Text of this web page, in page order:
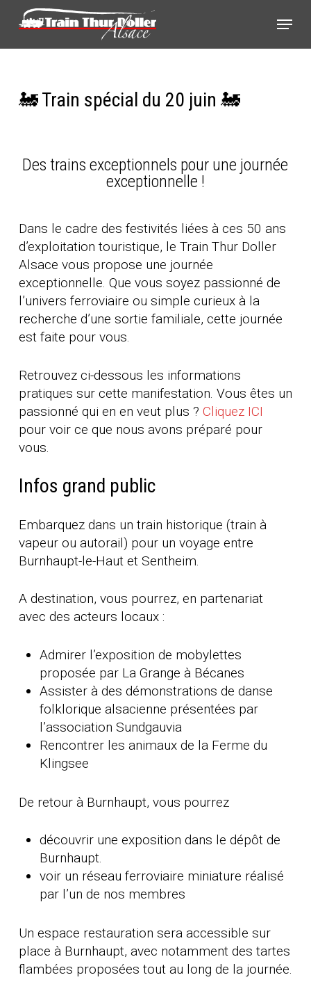
Menu
🚂 Train spécial du 20 juin 🚂
Des trains exceptionnels pour une journée
exceptionnelle !
Dans le cadre des festivités liées à ces 50 ans
d’exploitation touristique, le Train Thur Doller
Alsace vous propose une journée
exceptionnelle. Que vous soyez passionné de
l’univers ferroviaire ou simple curieux à la
recherche d’une sortie familiale, cette journée
est faite pour vous.
Retrouvez ci-dessous les informations
pratiques sur cette manifestation. Vous êtes un
passionné qui en en veut plus ? Cliquez ICI
pour voir ce que nous avons préparé pour
vous.
Infos grand public
Embarquez dans un train historique (train à
vapeur ou autorail) pour un voyage entre
Burnhaupt-le-Haut et Sentheim.
A destination, vous pourrez, en partenariat
avec des acteurs locaux :
Admirer l’exposition de mobylettes
proposée par La Grange à Bécanes
Assister à des démonstrations de danse
folklorique alsacienne présentées par
l’association Sundgauvia
Rencontrer les animaux de la Ferme du
Klingsee
De retour à Burnhaupt, vous pourrez
découvrir une exposition dans le dépôt de
Burnhaupt.
voir un réseau ferroviaire miniature réalisé
par l’un de nos membres
Un espace restauration sera accessible sur
place à Burnhaupt, avec notamment des tartes
flambées proposées tout au long de la journée.
Panneau de gestion des cookies